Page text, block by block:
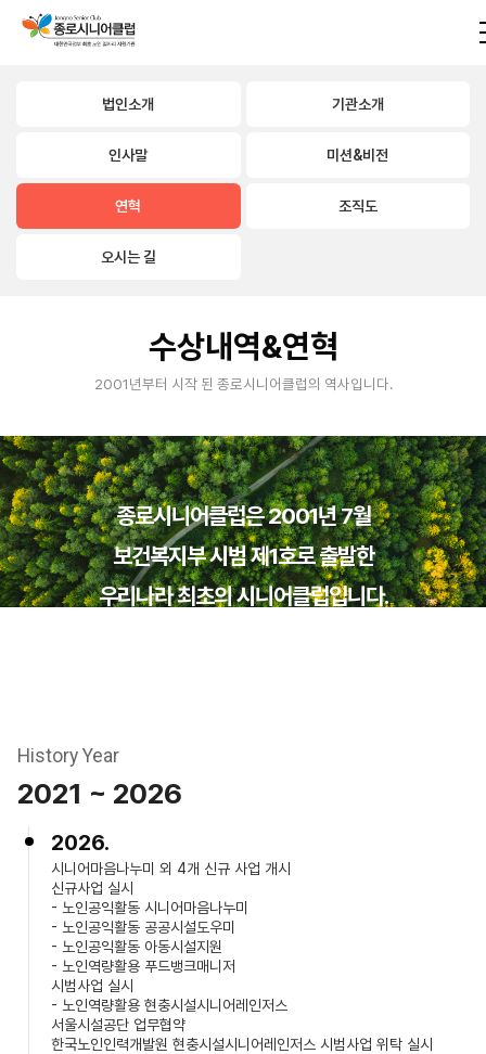
법인소개 기관소개
인사말 미션&비전
연혁 조직도
오시는 길
수상내역&연혁
2001년부터 시작 된 종로시니어클럽의 역사입니다.
종로시니어클럽은 2001년 7월
보건복지부 시범 제1호로 출발한
우리나라 최초의 시니어클럽입니다.
History Year
2021 ~ 2026
2026.
시니어마음나누미 외 4개 신규 사업 개시
신규사업 실시
- 노인공익활동 시니어마음나누미
- 노인공익활동 공공시설도우미
- 노인공익활동 아동시설지원
- 노인역량활용 푸드뱅크매니저
시범사업 실시
- 노인역량활용 현충시설시니어레인저스
서울시설공단 업무협약
한국노인인력개발원 현충시설시니어레인저스 시범사업 위탁 실시